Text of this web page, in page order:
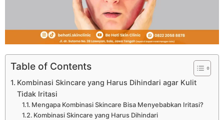
Table of Contents
Kombinasi Skincare yang Harus Dihindari agar Kulit
Tidak Iritasi
Mengapa Kombinasi Skincare Bisa Menyebabkan Iritasi?
Kombinasi Skincare yang Harus Dihindari